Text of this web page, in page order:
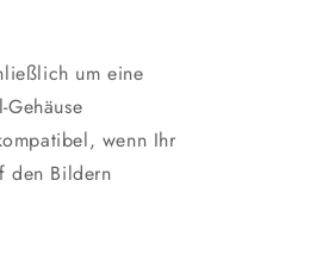
um eine
Gehäuse
wenn Ihr
den Bildern